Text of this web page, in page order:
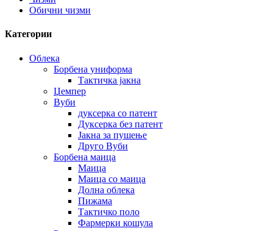
Обични чизми
Категории
Облека
Борбена униформа
Тактичка јакна
Џемпер
Вуби
дуксерка со патент
Дуксерка без патент
Јакна за пушење
Друго Вуби
Борбена маица
Маица
Маица со маица
Долна облека
Пижама
Тактичко поло
Фармерки кошула